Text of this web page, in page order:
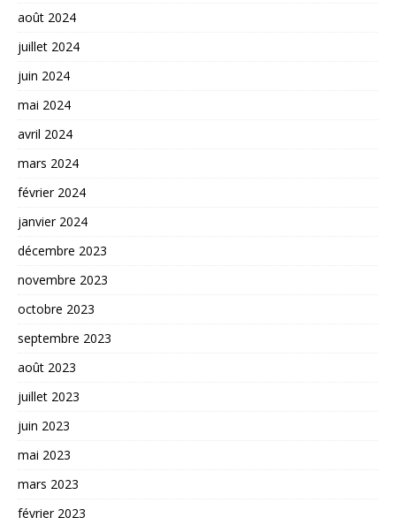
août 2024
juillet 2024
juin 2024
mai 2024
avril 2024
mars 2024
février 2024
janvier 2024
décembre 2023
novembre 2023
octobre 2023
septembre 2023
août 2023
juillet 2023
juin 2023
mai 2023
mars 2023
février 2023